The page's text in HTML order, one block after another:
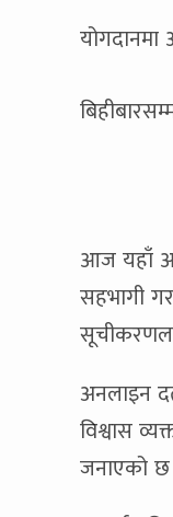
आज यहाँ
सहभागी
अनलाइन
विश्वास
जनाएको छ